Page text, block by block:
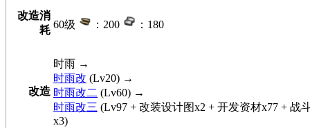
改造消
耗 60级 ：200 ：180
改造
时雨 →
时雨改 (Lv20) →
时雨改二 (Lv60) →
时雨改三 (Lv97 + 改装设计图x2 + 开发资材x77 + 战
x3)